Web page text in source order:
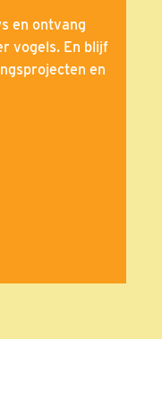
en ontvang
vogels. En blijf
en